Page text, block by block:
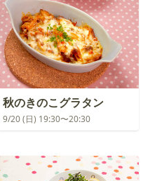
秋のきのこグラタン
9/20 (日) 19:30〜20:30